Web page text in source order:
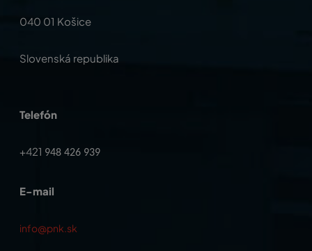
040 01 Košice
Slovenská republika
Telefón
+421 948 426 939
E-mail
info@pnk.sk